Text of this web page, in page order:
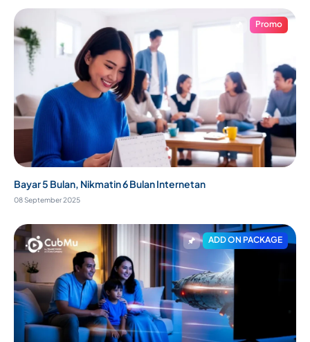
Promo
Bayar 5 Bulan, Nikmatin 6 Bulan Internetan
08 September 2025
ADD ON PACKAGE